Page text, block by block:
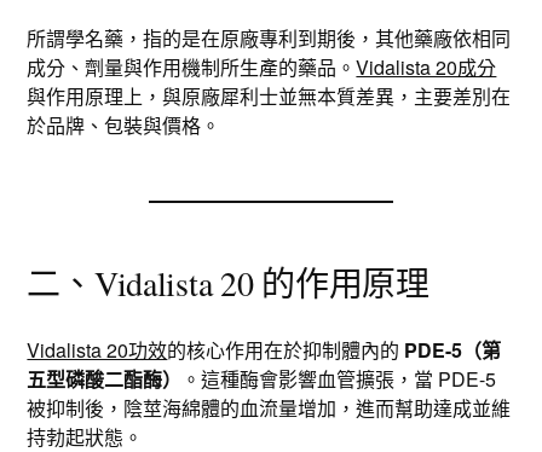
所謂學名藥，指的是在原廠專利到期後，其他藥廠依相同
成分、劑量與作用機制所生產的藥品。Vidalista 20成分
與作用原理上，與原廠犀利士並無本質差異，主要差別在
於品牌、包裝與價格。
二、Vidalista 20 的作用原理
Vidalista 20功效的核心作用在於抑制體內的 PDE-5（第
五型磷酸二酯酶）
。這種酶會影響血管擴張，當 PDE-5
被抑制後，陰莖海綿體的血流量增加，進而幫助達成並維
持勃起狀態。